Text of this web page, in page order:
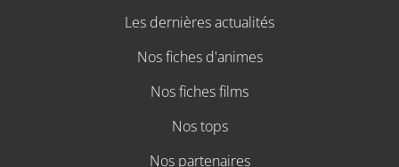
Les dernières actualités
Nos fiches d'animes
Nos fiches films
Nos tops
Nos partenaires